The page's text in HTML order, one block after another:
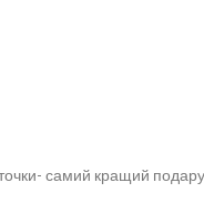
самий кращий